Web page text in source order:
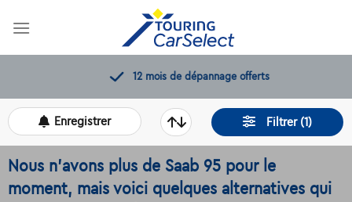
12 mois de dépannage offerts
Filtrer (1)
Enregistrer
Nous n'avons plus de Saab 95 pour le
moment, mais voici quelques alternatives qui